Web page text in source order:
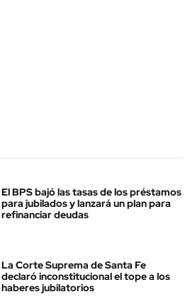
El BPS bajó las tasas de los préstamos
para jubilados y lanzará un plan para
refinanciar deudas
La Corte Suprema de Santa Fe
declaró inconstitucional el tope a los
haberes jubilatorios